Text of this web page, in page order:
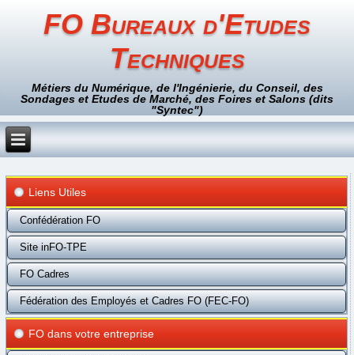
FO Bureaux d'Etudes
Techniques
Métiers du Numérique, de l'Ingénierie, du Conseil, des
Sondages et Etudes de Marché, des Foires et Salons (dits
"Syntec")
Liens Utiles
Confédération FO
Site inFO-TPE
FO Cadres
Fédération des Employés et Cadres FO (FEC-FO)
FO dans votre entreprise